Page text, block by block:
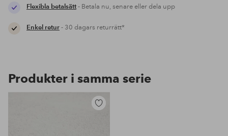
Flexibla betalsätt- Betala nu, senare eller dela upp
Enkel retur- 30 dagars returrätt*
Produkter i samma serie